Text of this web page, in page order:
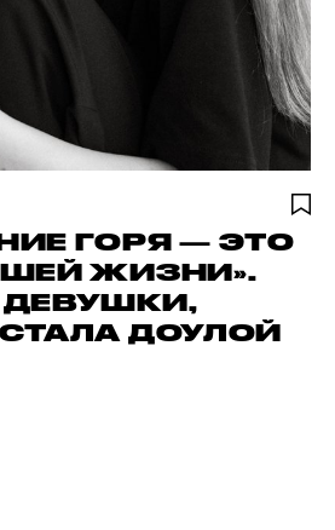
ГОРЯ — ЭТО
ЖИЗНИ».
ДОУЛОЙ